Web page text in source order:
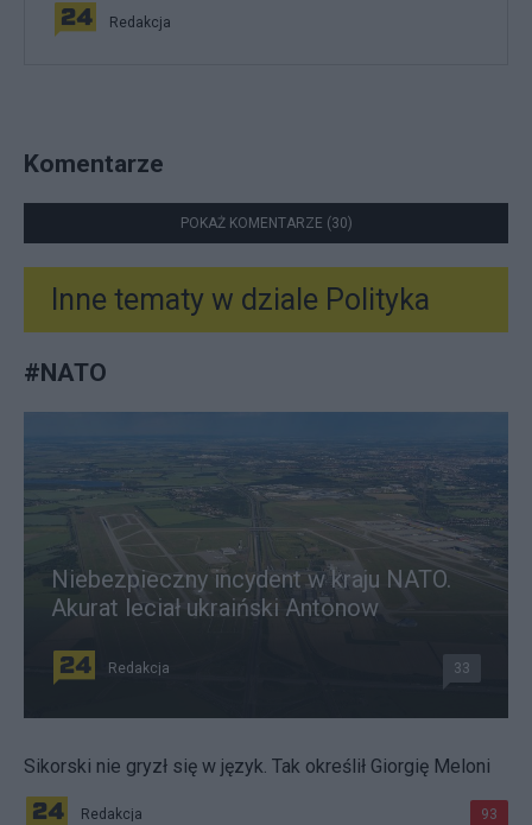
Redakcja
Komentarze
POKAŻ KOMENTARZE (30)
Inne tematy w dziale Polityka
#NATO
Niebezpieczny incydent w kraju NATO.
Akurat leciał ukraiński Antonow
Redakcja 33
Sikorski nie gryzł się w język. Tak określił Giorgię Meloni
Redakcja 93